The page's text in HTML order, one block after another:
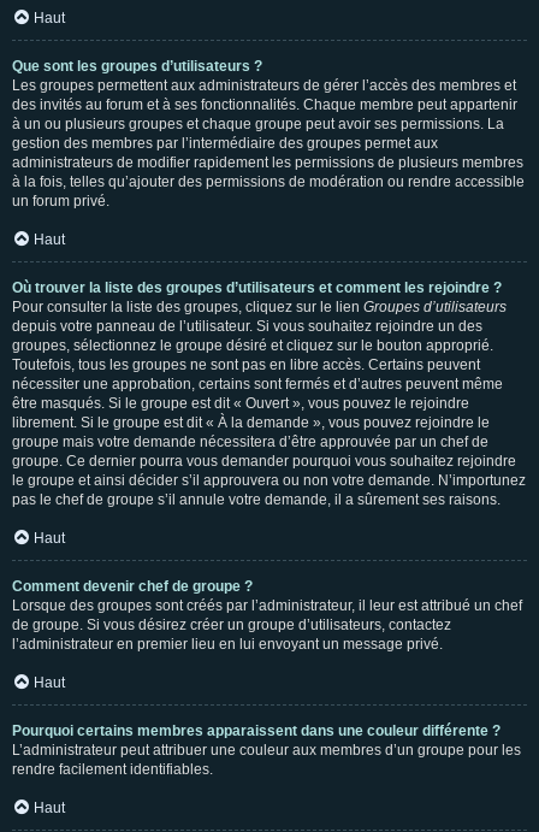
Haut
Que sont les groupes d’utilisateurs ?
Les groupes permettent aux administrateurs de gérer l’accès des membres et
des invités au forum et à ses fonctionnalités. Chaque membre peut appartenir
à un ou plusieurs groupes et chaque groupe peut avoir ses permissions. La
gestion des membres par l’intermédiaire des groupes permet aux
administrateurs de modifier rapidement les permissions de plusieurs membres
à la fois, telles qu’ajouter des permissions de modération ou rendre accessible
un forum privé.
Haut
Où trouver la liste des groupes d’utilisateurs et comment les rejoindre ?
Pour consulter la liste des groupes, cliquez sur le lien Groupes d’utilisateurs
depuis votre panneau de l’utilisateur. Si vous souhaitez rejoindre un des
groupes, sélectionnez le groupe désiré et cliquez sur le bouton approprié.
Toutefois, tous les groupes ne sont pas en libre accès. Certains peuvent
nécessiter une approbation, certains sont fermés et d’autres peuvent même
être masqués. Si le groupe est dit « Ouvert », vous pouvez le rejoindre
librement. Si le groupe est dit « À la demande », vous pouvez rejoindre le
groupe mais votre demande nécessitera d’être approuvée par un chef de
groupe. Ce dernier pourra vous demander pourquoi vous souhaitez rejoindre
le groupe et ainsi décider s’il approuvera ou non votre demande. N’importunez
pas le chef de groupe s’il annule votre demande, il a sûrement ses raisons.
Haut
Comment devenir chef de groupe ?
Lorsque des groupes sont créés par l’administrateur, il leur est attribué un chef
de groupe. Si vous désirez créer un groupe d’utilisateurs, contactez
l’administrateur en premier lieu en lui envoyant un message privé.
Haut
Pourquoi certains membres apparaissent dans une couleur différente ?
L’administrateur peut attribuer une couleur aux membres d’un groupe pour les
rendre facilement identifiables.
Haut